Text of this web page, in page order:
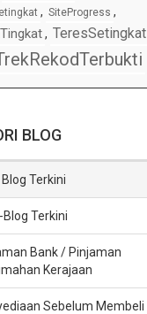
, SiteProgress ,
, TeresSetingkat
BLOG
Blog Terkini
Blog Terkini
Bank / Pinjaman
Kerajaan
Sebelum Membeli